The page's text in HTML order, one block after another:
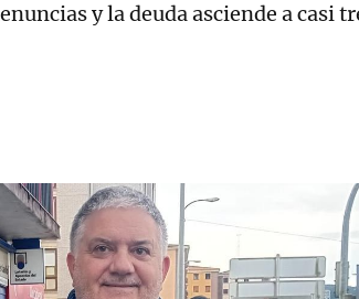
y la deuda asciende a casi